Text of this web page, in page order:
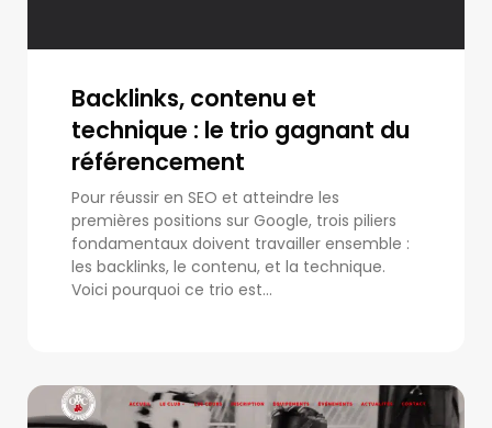
Backlinks, contenu et
technique : le trio gagnant du
référencement
Pour réussir en SEO et atteindre les
premières positions sur Google, trois piliers
fondamentaux doivent travailler ensemble :
les backlinks, le contenu, et la technique.
Voici pourquoi ce trio est...